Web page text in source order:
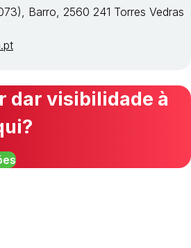
Barro, 2560 241 Torres Vedras
dar visibilidade à